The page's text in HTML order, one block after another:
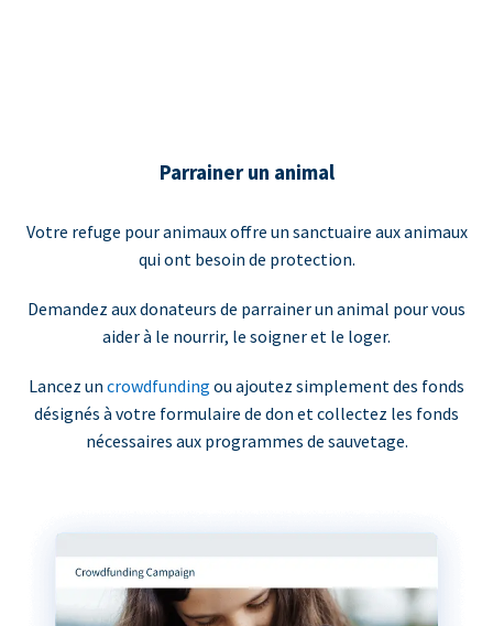
Parrainer un animal
Votre refuge pour animaux offre un sanctuaire aux animaux
qui ont besoin de protection.
Demandez aux donateurs de parrainer un animal pour vous
aider à le nourrir, le soigner et le loger.
Lancez un crowdfunding ou ajoutez simplement des fonds
désignés à votre formulaire de don et collectez les fonds
nécessaires aux programmes de sauvetage.